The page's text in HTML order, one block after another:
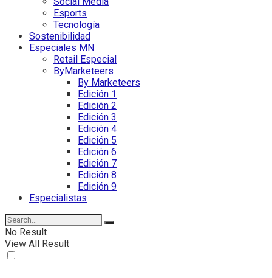
Esports
Tecnología
Sostenibilidad
Especiales MN
Retail Especial
ByMarketeers
By Marketeers
Edición 1
Edición 2
Edición 3
Edición 4
Edición 5
Edición 6
Edición 7
Edición 8
Edición 9
Especialistas
No Result
View All Result